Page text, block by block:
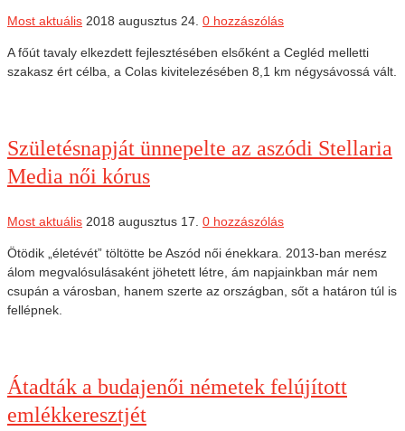
Most aktuális 2018 augusztus 24. 0 hozzászólás
A főút tavaly elkezdett fejlesztésében elsőként a Cegléd melletti
szakasz ért célba, a Colas kivitelezésében 8,1 km négysávossá vált.
Születésnapját ünnepelte az aszódi Stellaria
Media női kórus
Most aktuális 2018 augusztus 17. 0 hozzászólás
Ötödik „életévét” töltötte be Aszód női énekkara. 2013-ban merész
álom megvalósulásaként jöhetett létre, ám napjainkban már nem
csupán a városban, hanem szerte az országban, sőt a határon túl is
fellépnek.
Átadták a budajenői németek felújított
emlékkeresztjét